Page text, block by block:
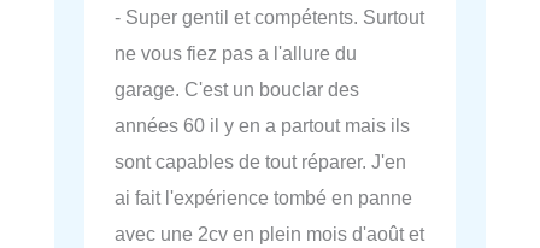
- Super gentil et compétents. Surtout
ne vous fiez pas a l'allure du
garage. C'est un bouclar des
années 60 il y en a partout mais ils
sont capables de tout réparer. J'en
ai fait l'expérience tombé en panne
avec une 2cv en plein mois d'août et